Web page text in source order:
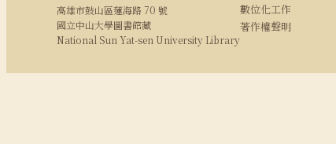
高雄市鼓山區蓮海路 70 號
國立中山大學圖書館藏
National Sun Yat-sen University Library
數位化工作
著作權聲明